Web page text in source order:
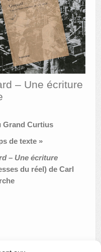
– Une écriture
Grand Curtius
de texte »
– Une écriture
du réel) de Carl